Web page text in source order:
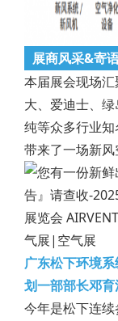
展商风采&寄
本届展会现场
大、爱迪士、
纯等众多行业
带来了一场新
广东松下环境
划一部部长邓育
今年是松下连